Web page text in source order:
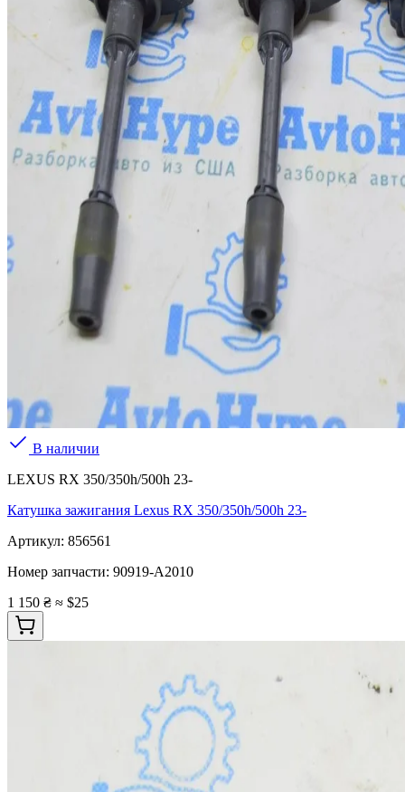
В наличии
LEXUS RX 350/350h/500h 23-
Катушка зажигания Lexus RX 350/350h/500h 23-
Артикул: 856561
Номер запчасти: 90919-A2010
1 150 ₴ ≈ $25